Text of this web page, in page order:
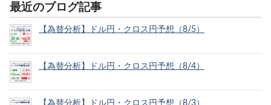
最近のブログ記事
【為替分析】ドル円・クロス円予想（8/5）
【為替分析】ドル円・クロス円予想（8/4）
【為替分析】ドル円・クロス円予想（8/3）